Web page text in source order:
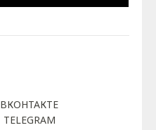
ВКОНТАКТЕ
TELEGRAM